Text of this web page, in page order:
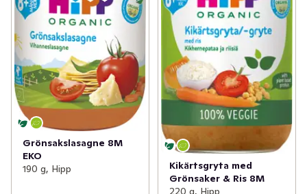
Grönsakslasagne 8M
EKO
190 g, Hipp
Kikärtsgryta med
Grönsaker & Ris 8M
220 g, Hipp